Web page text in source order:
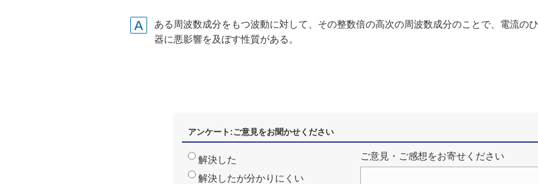
ある周波数成分をもつ波動に対して、その整数倍の高次の周波数成分のことで、電流の
器に悪影響を及ぼす性質がある。
アンケート:ご意見をお聞かせください
解決した
解決したが分かりにくい
ご意見・ご感想をお寄せください